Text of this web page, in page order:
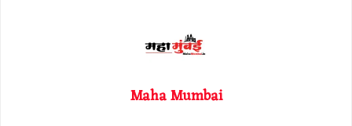
Maha Mumbai